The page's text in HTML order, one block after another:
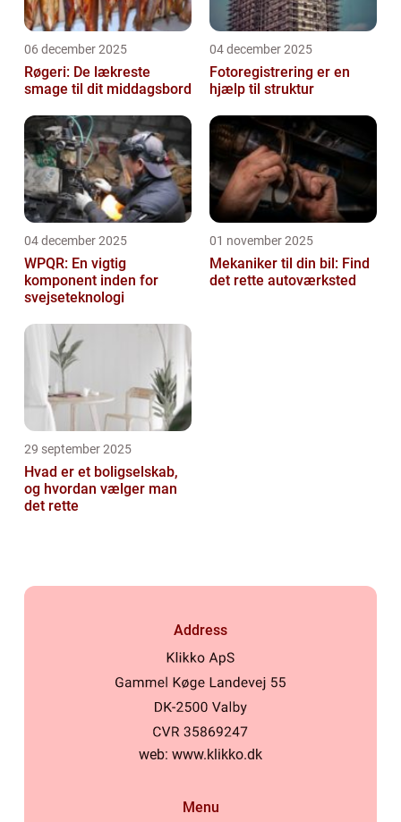
06 december 2025
Røgeri: De lækreste
smage til dit middagsbord
04 december 2025
Fotoregistrering er en
hjælp til struktur
04 december 2025
WPQR: En vigtig
komponent inden for
svejseteknologi
01 november 2025
Mekaniker til din bil: Find
det rette autoværksted
29 september 2025
Hvad er et boligselskab,
og hvordan vælger man
det rette
Address
web: www.klikko.dk
Menu